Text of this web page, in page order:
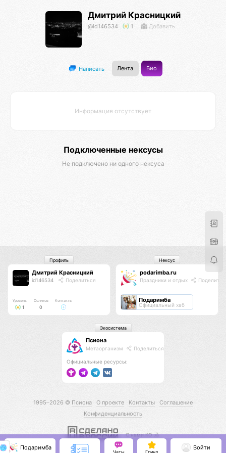
Дмитрий Красницкий
@id146534 1 Добавить
Написать Лента Био
Информация отсутствует
Подключенные нексусы
Не подключено ни одного нексуса
Дмитрий Красницкий
id146534 Поделиться
Уровень
1
Соликов
0
Контакты
Профиль
podarimba.ru
Праздники и отдых
Подаримба
Официальный хаб
Нексус
Псиона
Метаорганизм Поделиться
Официальные ресурсы:
Экосистема
1995–2026 © Псиона О проекте Контакты
Соглашение
Конфиденциальность
С нами КО 🕉️
Подаримба
Чаты Гринд
Войти